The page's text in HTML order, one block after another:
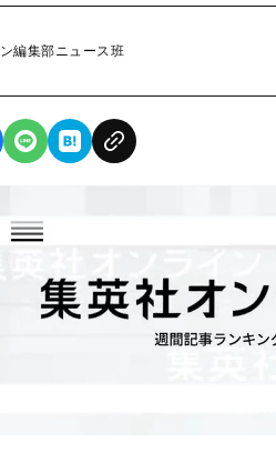
編集部ニュース班